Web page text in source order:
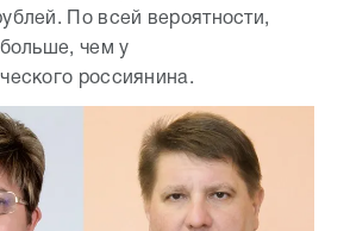
По всей вероятности,
чем у
россиянина.